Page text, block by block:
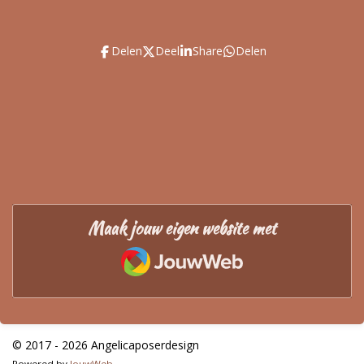
Delen Deel Share Delen
Maak jouw eigen website met
JouwWeb
© 2017 - 2026 Angelicaposerdesign